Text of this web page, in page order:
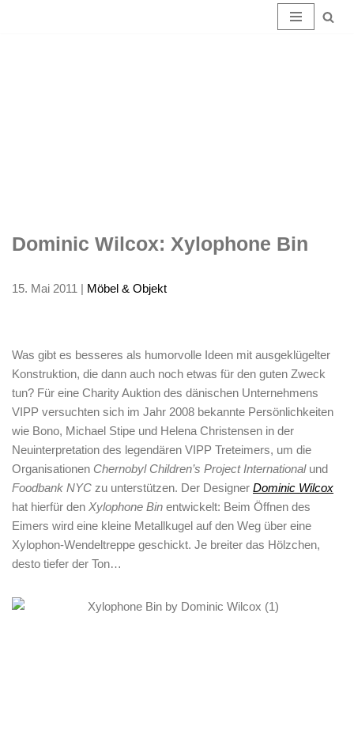
Dominic Wilcox: Xylophone Bin
15. Mai 2011 | Möbel & Objekt
Was gibt es besseres als humorvolle Ideen mit ausgeklügelter
Konstruktion, die dann auch noch etwas für den guten Zweck
tun? Für eine Charity Auktion des dänischen Unternehmens
VIPP versuchten sich im Jahr 2008 bekannte Persönlichkeiten
wie Bono, Michael Stipe und Helena Christensen in der
Neuinterpretation des legendären VIPP Treteimers, um die
Organisationen Chernobyl Children’s Project Internationalund
Foodbank NYC zu unterstützen. Der Designer Dominic Wilcox
hat hierfür den Xylophone Bin entwickelt: Beim Öffnen des
Eimers wird eine kleine Metallkugel auf den Weg über eine
Xylophon-Wendeltreppe geschickt. Je breiter das Hölzchen,
desto tiefer der Ton…